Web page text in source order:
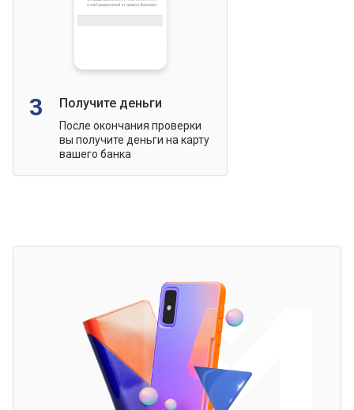
3 Получите деньги
После окончания проверки
вы получите деньги на карту
вашего банка